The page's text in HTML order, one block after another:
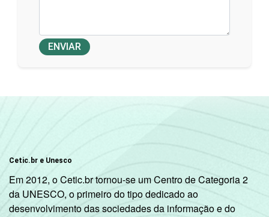
ENVIAR
Cetic.br e Unesco
Em 2012, o Cetic.br tornou-se um Centro de Categoria 2
da UNESCO, o primeiro do tipo dedicado ao
desenvolvimento das sociedades da informação e do